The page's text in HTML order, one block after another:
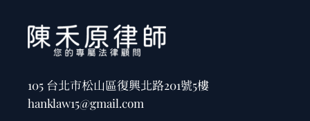
105 台北市松山區復興北路201號5樓
hanklaw15@gmail.com